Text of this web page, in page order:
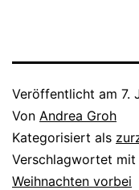
Veröffentlicht am 7.
Von Andrea Groh
Kategorisiert als
Verschlagwortet mit
Weihnachten vorbei